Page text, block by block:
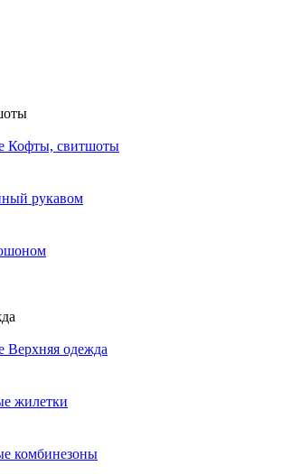
Кофты, свитшоты
рукавом
Верхняя одежда
жилетки
комбинезоны